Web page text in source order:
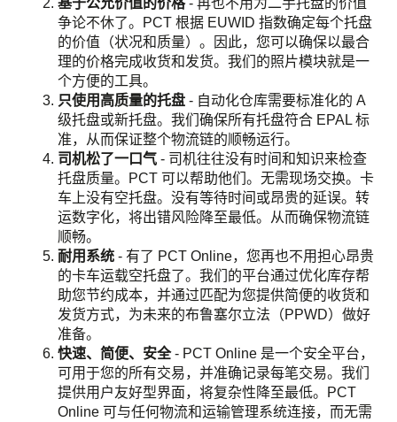
争论不休了。PCT 根据 EUWID 指数确定每个托盘
的价值（状况和质量）。因此，您可以确保以最合
理的价格完成收货和发货。我们的照片模块就是一
个方便的工具。
只使用高质量的托盘 - 自动化仓库需要标准化的 A
级托盘或新托盘。我们确保所有托盘符合 EPAL 标
准，从而保证整个物流链的顺畅运行。
司机松了一口气 - 司机往往没有时间和知识来检查
托盘质量。PCT 可以帮助他们。无需现场交换。卡
车上没有空托盘。没有等待时间或昂贵的延误。转
运数字化，将出错风险降至最低。从而确保物流链
顺畅。
耐用系统 - 有了 PCT Online，您再也不用担心昂贵
的卡车运载空托盘了。我们的平台通过优化库存帮
助您节约成本，并通过匹配为您提供简便的收货和
发货方式，为未来的布鲁塞尔立法（PPWD）做好
准备。
快速、简便、安全- PCT Online 是一个安全平台，
可用于您的所有交易，并准确记录每笔交易。我们
提供用户友好型界面，将复杂性降至最低。PCT
Online 可与任何物流和运输管理系统连接，而无需